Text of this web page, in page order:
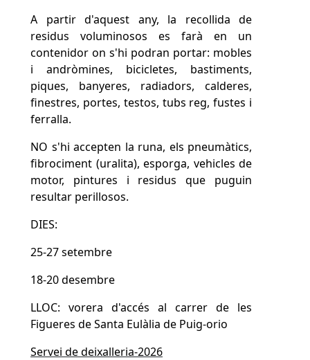
i andròmines, bicicletes, bastiments,
piques, banyeres, radiadors, calderes,
finestres, portes, testos, tubs reg, fustes i
ferralla.
NO s'hi accepten la runa, els pneumàtics,
fibrociment (uralita), esporga, vehicles de
resultar perillosos.
DIES:
25-27 setembre
Figueres de Santa Eulàlia de Puig-orio
Servei de deixalleria-2026
La resta de mesos hi haurà servei de
deixalleria mòbil. Es podran portar oli